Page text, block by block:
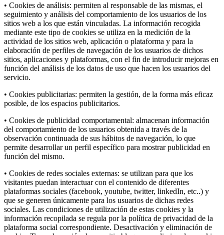
• Cookies de análisis: permiten al responsable de las mismas, el
seguimiento y análisis del comportamiento de los usuarios de los
sitios web a los que están vinculadas. La información recogida
mediante este tipo de cookies se utiliza en la medición de la
actividad de los sitios web, aplicación o plataforma y para la
elaboración de perfiles de navegación de los usuarios de dichos
sitios, aplicaciones y plataformas, con el fin de introducir mejoras en
función del análisis de los datos de uso que hacen los usuarios del
servicio.
• Cookies publicitarias: permiten la gestión, de la forma más eficaz
posible, de los espacios publicitarios.
• Cookies de publicidad comportamental: almacenan información
del comportamiento de los usuarios obtenida a través de la
observación continuada de sus hábitos de navegación, lo que
permite desarrollar un perfil específico para mostrar publicidad en
función del mismo.
• Cookies de redes sociales externas: se utilizan para que los
visitantes puedan interactuar con el contenido de diferentes
plataformas sociales (facebook, youtube, twitter, linkedIn, etc..) y
que se generen únicamente para los usuarios de dichas redes
sociales. Las condiciones de utilización de estas cookies y la
información recopilada se regula por la política de privacidad de la
plataforma social correspondiente. Desactivación y eliminación de